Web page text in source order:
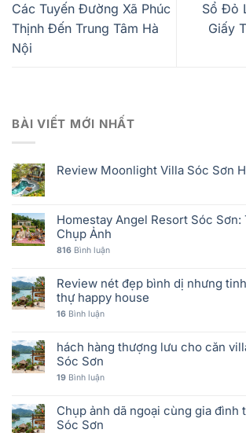
Các Tuyến Đường Xã Phúc
Thịnh Đến Trung Tâm Hà
Nội
Sổ Đỏ
Giấy
BÀI VIẾT MỚI NHẤT
Review Moonlight Villa Sóc Sơn
Homestay Angel Resort Sóc
Chụp Ảnh
816 Bình luận
Review nét đẹp bình dị nhưng
thự happy house
16 Bình luận
hách hàng thượng lưu cho căn
Sóc Sơn
19 Bình luận
Chụp ảnh dã ngoại cùng gia đình
Sóc Sơn